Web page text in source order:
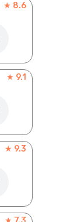
★ 8.6
★ 9.1
★ 9.3